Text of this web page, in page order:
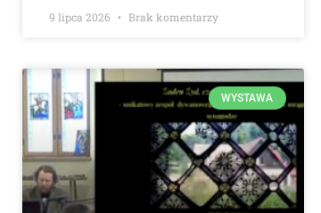
9 lipca 2026 Brak komentarzy
WYSTAWA